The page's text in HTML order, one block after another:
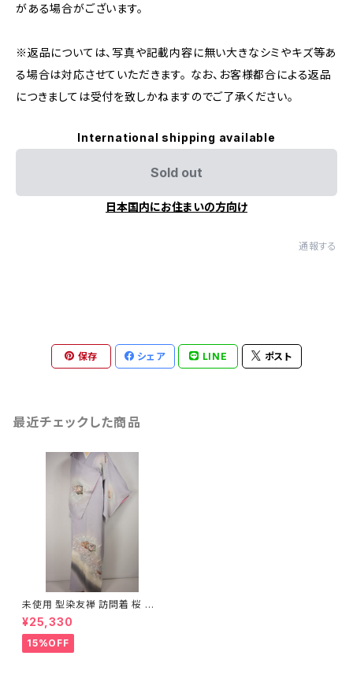
がある場合がございます。
※返品については、写真や記載内容に無い大きなシミやキズ等あ
る場合は対応させていただきます。 なお、お客様都合による返品
につきましては受付を致しかねますのでご了承ください。
International shipping available
Sold out
日本国内にお住まいの方向け
通報する
保存 シェア LINE ポスト
最近チェックした商品
未使用 型染友禅 訪問着 桜 鶴
扇 正絹 金銀箔 白菫色 紫 430
¥25,330
15%OFF